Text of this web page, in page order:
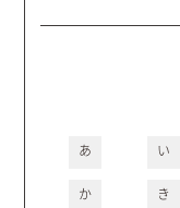
あ い
か き